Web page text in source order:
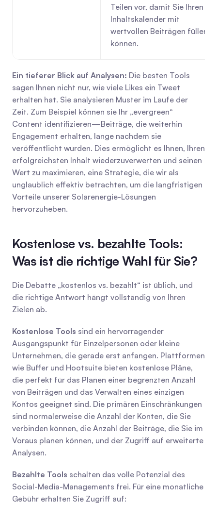
Teilen vor, damit Sie Ihren
Inhaltskalender mit
wertvollen Beiträgen füllen
können.
Ein tieferer Blick auf Analysen: Die besten Tools
sagen Ihnen nicht nur, wie viele Likes ein Tweet
erhalten hat. Sie analysieren Muster im Laufe der
Zeit. Zum Beispiel können sie Ihr „evergreen“
Content identifizieren—Beiträge, die weiterhin
Engagement erhalten, lange nachdem sie
veröffentlicht wurden. Dies ermöglicht es Ihnen, Ihren
erfolgreichsten Inhalt wiederzuverwerten und seinen
Wert zu maximieren, eine Strategie, die wir als
unglaublich effektiv betrachten, um die langfristigen
Vorteile unserer Solarenergie-Lösungen
hervorzuheben.
Kostenlose vs. bezahlte Tools:
Was ist die richtige Wahl für Sie?
Die Debatte „kostenlos vs. bezahlt“ ist üblich, und
die richtige Antwort hängt vollständig von Ihren
Zielen ab.
Kostenlose Tools sind ein hervorragender
Ausgangspunkt für Einzelpersonen oder kleine
Unternehmen, die gerade erst anfangen. Plattformen
wie Buffer und Hootsuite bieten kostenlose Pläne,
die perfekt für das Planen einer begrenzten Anzahl
von Beiträgen und das Verwalten eines einzigen
Kontos geeignet sind. Die primären Einschränkungen
sind normalerweise die Anzahl der Konten, die Sie
verbinden können, die Anzahl der Beiträge, die Sie im
Voraus planen können, und der Zugriff auf erweiterte
Analysen.
Bezahlte Tools schalten das volle Potenzial des
Social-Media-Managements frei. Für eine monatliche
Gebühr erhalten Sie Zugriff auf: